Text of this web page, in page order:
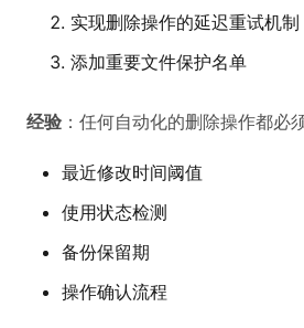
实现删除操作的延迟重试机制
添加重要文件保护名单
经验 ：任何自动化的删除操作都必
最近修改时间阈值
使用状态检测
备份保留期
操作确认流程